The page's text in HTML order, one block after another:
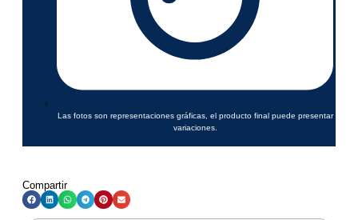
Las fotos son representaciones gráficas, el producto final puede presentar
variaciones.
Compartir